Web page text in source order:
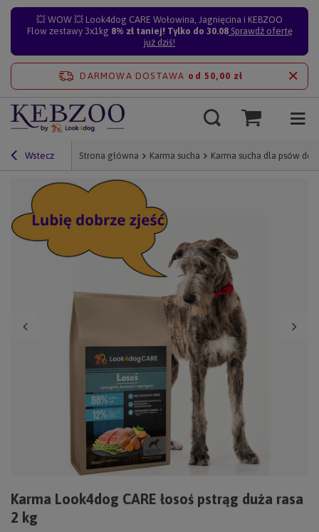
💥 WOW 💥 Look4dog CARE Wołowina, Jagnięcina i KEBZOO
Flow zestawy 3x1kg 8% zł taniej! Tylko do 30.08Sprawdź ofertę
już dziś!
DARMOWA DOSTAWA od 50,00 zł
Wstecz Strona główna Karma sucha Karma sucha dla psów
Karma Look4dog CARE łosoś pstrąg duża rasa
2 kg